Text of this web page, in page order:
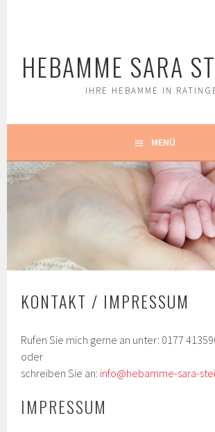
HEBAMME SARA
IHRE HEBAMME IN
MENÜ
KONTAKT / IMPRESSUM
Rufen Sie mich gerne an unter: 0177
oder
schreiben Sie an: info@hebamme-sara-
IMPRESSUM